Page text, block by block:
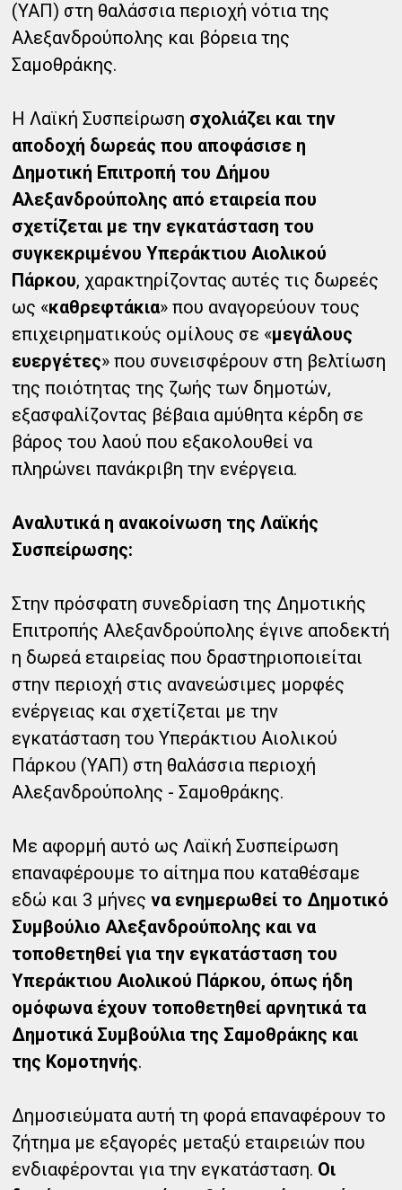
(ΥΑΠ) στη θαλάσσια περιοχή νότια της
Αλεξανδρούπολης και βόρεια της
Σαμοθράκης.
Η Λαϊκή Συσπείρωση σχολιάζει και την
αποδοχή δωρεάς που αποφάσισε η
Δημοτική Επιτροπή του Δήμου
Αλεξανδρούπολης από εταιρεία που
σχετίζεται με την εγκατάσταση του
συγκεκριμένου Υπεράκτιου Αιολικού
Πάρκου, χαρακτηρίζοντας αυτές τις δωρεές
ως «καθρεφτάκια» που αναγορεύουν τους
επιχειρηματικούς ομίλους σε «μεγάλους
ευεργέτες» που συνεισφέρουν στη βελτίωση
της ποιότητας της ζωής των δημοτών,
εξασφαλίζοντας βέβαια αμύθητα κέρδη σε
βάρος του λαού που εξακολουθεί να
πληρώνει πανάκριβη την ενέργεια.
Αναλυτικά η ανακοίνωση της Λαϊκής
Συσπείρωσης:
Στην πρόσφατη συνεδρίαση της Δημοτικής
Επιτροπής Αλεξανδρούπολης έγινε αποδεκτή
η δωρεά εταιρείας που δραστηριοποιείται
στην περιοχή στις ανανεώσιμες μορφές
ενέργειας και σχετίζεται με την
εγκατάσταση του Υπεράκτιου Αιολικού
Πάρκου (ΥΑΠ) στη θαλάσσια περιοχή
Αλεξανδρούπολης - Σαμοθράκης.
Με αφορμή αυτό ως Λαϊκή Συσπείρωση
επαναφέρουμε το αίτημα που καταθέσαμε
εδώ και 3 μήνεςνα ενημερωθεί το Δημοτικό
Συμβούλιο Αλεξανδρούπολης και να
τοποθετηθεί για την εγκατάσταση του
Υπεράκτιου Αιολικού Πάρκου, όπως ήδη
ομόφωνα έχουν τοποθετηθεί αρνητικά τα
Δημοτικά Συμβούλια της Σαμοθράκης και
της Κομοτηνής.
Δημοσιεύματα αυτή τη φορά επαναφέρουν το
ζήτημα με εξαγορές μεταξύ εταιρειών που
ενδιαφέρονται για την εγκατάσταση. Οι